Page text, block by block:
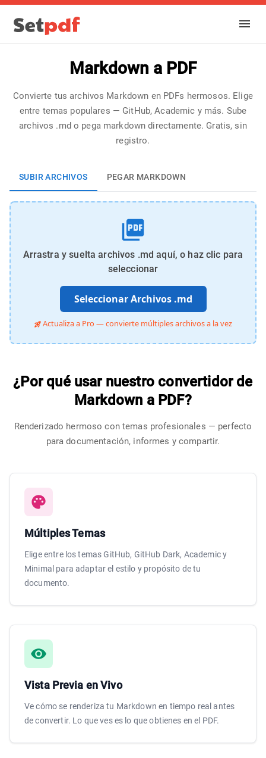
Markdown a PDF
Convierte tus archivos Markdown en PDFs hermosos. Elige
entre temas populares — GitHub, Academic y más. Sube
archivos .md o pega markdown directamente. Gratis, sin
registro.
SUBIR ARCHIVOS PEGAR MARKDOWN
Arrastra y suelta archivos .md aquí, o haz clic para
seleccionar
Seleccionar Archivos .md
Actualiza a Pro — convierte múltiples archivos a la vez
¿Por qué usar nuestro convertidor de
Markdown a PDF?
Renderizado hermoso con temas profesionales — perfecto
para documentación, informes y compartir.
Múltiples Temas
Elige entre los temas GitHub, GitHub Dark, Academic y
Minimal para adaptar el estilo y propósito de tu
documento.
Vista Previa en Vivo
Ve cómo se renderiza tu Markdown en tiempo real antes
de convertir. Lo que ves es lo que obtienes en el PDF.